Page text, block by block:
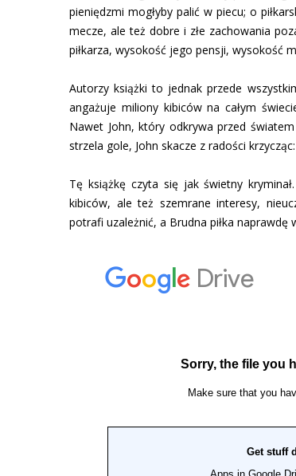
pieniędzmi mogłyby palić w piecu; o
mecze, ale też dobre i złe zachowania
piłkarza, wysokość jego pensji, wysokość
Autorzy książki to jednak przede
angażuje miliony kibiców na całym
Nawet John, który odkrywa przed
strzela gole, John skacze z radości
Tę książkę czyta się jak świetny
kibiców, ale też szemrane interesy,
potrafi uzależnić, a Brudna piłka naprawdę